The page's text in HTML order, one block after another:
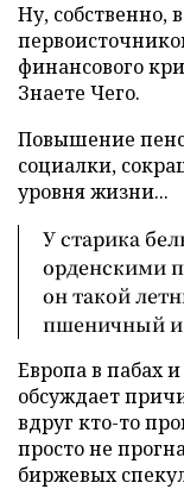
Ну, собственно,
финансового
Знаете Чего.
Повышение
социалки,
уровня жизни...
У старика
орденскими
он такой
пшеничный
Европа в пабах
обсуждает
вдруг кто-то
просто не
биржевых